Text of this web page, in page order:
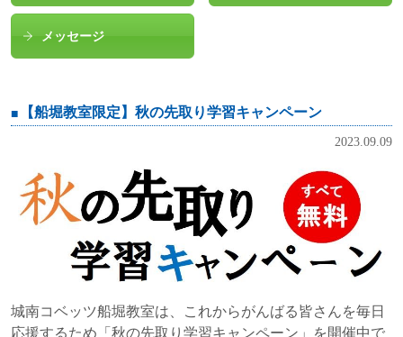
メッセージ
【船堀教室限定】秋の先取り学習キャンペーン
2023.09.09
城南コベッツ船堀教室は、これからがんばる皆さんを毎日
応援するため「秋の先取り学習キャンペーン」を開催中で